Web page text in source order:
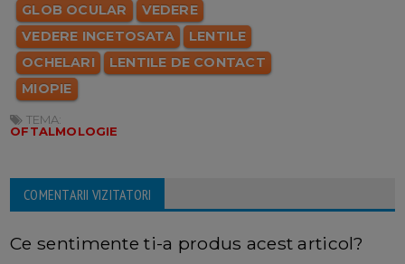
GLOB OCULAR
VEDERE
VEDERE INCETOSATA
LENTILE
OCHELARI
LENTILE DE CONTACT
MIOPIE
TEMA:
OFTALMOLOGIE
COMENTARII VIZITATORI
Ce sentimente ti-a produs acest articol?